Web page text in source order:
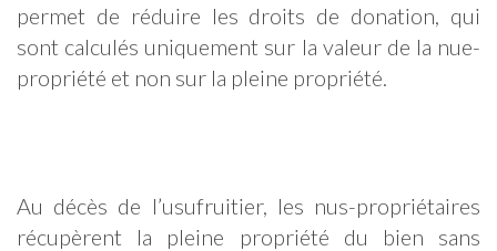
permet de réduire les droits de donation, qui
sont calculés uniquement sur la valeur de la nue-
propriété et non sur la pleine propriété.
Au décès de l’usufruitier, les nus-propriétaires
récupèrent la pleine propriété du bien sans